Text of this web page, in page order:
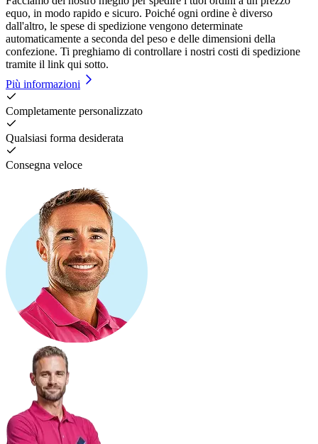
equo, in modo rapido e sicuro. Poiché ogni ordine è diverso
dall'altro, le spese di spedizione vengono determinate
automaticamente a seconda del peso e delle dimensioni della
confezione. Ti preghiamo di controllare i nostri costi di spedizione
tramite il link qui sotto.
Più informazioni
Completamente personalizzato
Qualsiasi forma desiderata
Consegna veloce